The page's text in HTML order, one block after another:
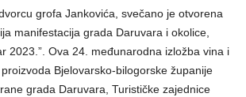
grofa Jankovića, svečano je otvorena
manifestacija grada Daruvara i okolice,
2023.”. Ova 24. međunarodna izložba vina i
Bjelovarsko-bilogorske županije
grada Daruvara, Turističke zajednice